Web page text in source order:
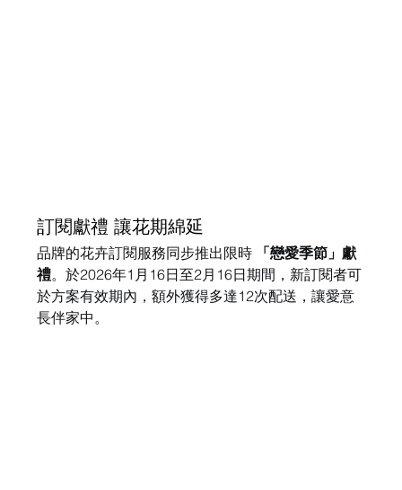
訂閱獻禮 讓花期綿延
品牌的花卉訂閱服務同步推出限時
「戀愛季節」獻
禮。於2026年1月16日至2月16日期間，新訂閱者可
於方案有效期內，額外獲得多達12次配送，讓愛意
長伴家中。